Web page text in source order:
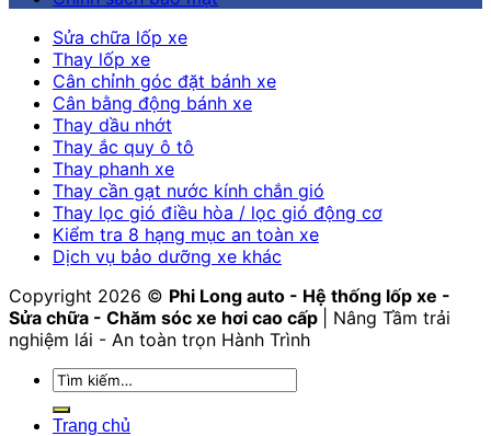
Sửa chữa lốp xe
Thay lốp xe
Cân chỉnh góc đặt bánh xe
Cân bằng động bánh xe
Thay dầu nhớt
Thay ắc quy ô tô
Thay phanh xe
Thay cần gạt nước kính chắn gió
Thay lọc gió điều hòa / lọc gió động cơ
Kiểm tra 8 hạng mục an toàn xe
Dịch vụ bảo dưỡng xe khác
Copyright 2026 © Phi Long auto - Hệ thống lốp xe -
Sửa chữa - Chăm sóc xe hơi cao cấp
| Nâng Tầm trải
nghiệm lái - An toàn trọn Hành Trình
Tìm
kiếm:
Trang chủ